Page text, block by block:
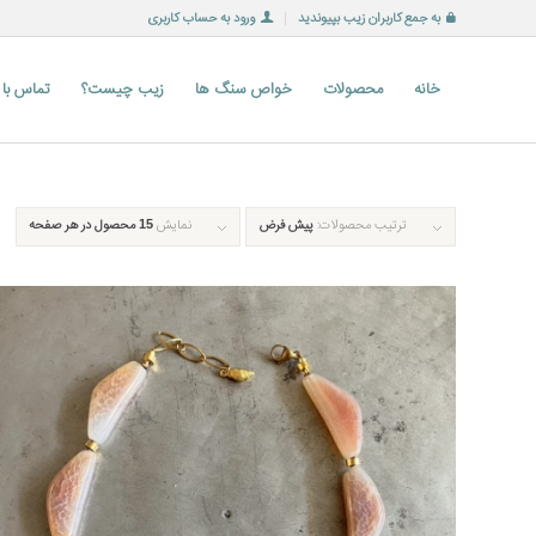
به جمع کاربران زیب بپیوندید ورود به حساب کاربری
خانه محصولات خواص سنگ ها زیب چیست؟ تماس
ترتیب محصولات: پیش فرض نمایش15 محصول در هر صفحه